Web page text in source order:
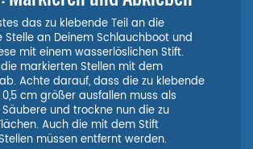
das zu klebende Teil an die
an Deinem Schlauchboot und
mit einem wasserlöslichen Stift.
markierten Stellen mit dem
Achte darauf, dass die zu klebende
cm größer ausfallen muss als
und trockne nun die zu
Auch die mit dem Stift
müssen entfernt werden.